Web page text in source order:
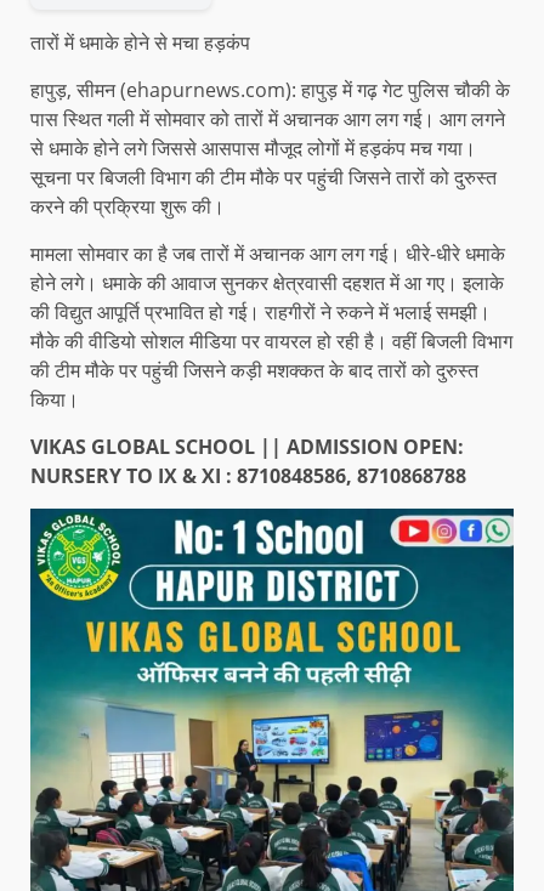
तारों में धमाके होने से मचा हड़कंप
हापुड़, सीमन (ehapurnews.com): हापुड़ में गढ़ गेट पुलिस चौकी के
पास स्थित गली में सोमवार को तारों में अचानक आग लग गई। आग लगने
से धमाके होने लगे जिससे आसपास मौजूद लोगों में हड़कंप मच गया।
सूचना पर बिजली विभाग की टीम मौके पर पहुंची जिसने तारों को दुरुस्त
करने की प्रक्रिया शुरू की।
मामला सोमवार का है जब तारों में अचानक आग लग गई। धीरे-धीरे धमाके
होने लगे। धमाके की आवाज सुनकर क्षेत्रवासी दहशत में आ गए। इलाके
की विद्युत आपूर्ति प्रभावित हो गई। राहगीरों ने रुकने में भलाई समझी।
मौके की वीडियो सोशल मीडिया पर वायरल हो रही है। वहीं बिजली विभाग
की टीम मौके पर पहुंची जिसने कड़ी मशक्कत के बाद तारों को दुरुस्त
किया।
VIKAS GLOBAL SCHOOL || ADMISSION OPEN:
NURSERY TO IX & XI : 8710848586, 8710868788